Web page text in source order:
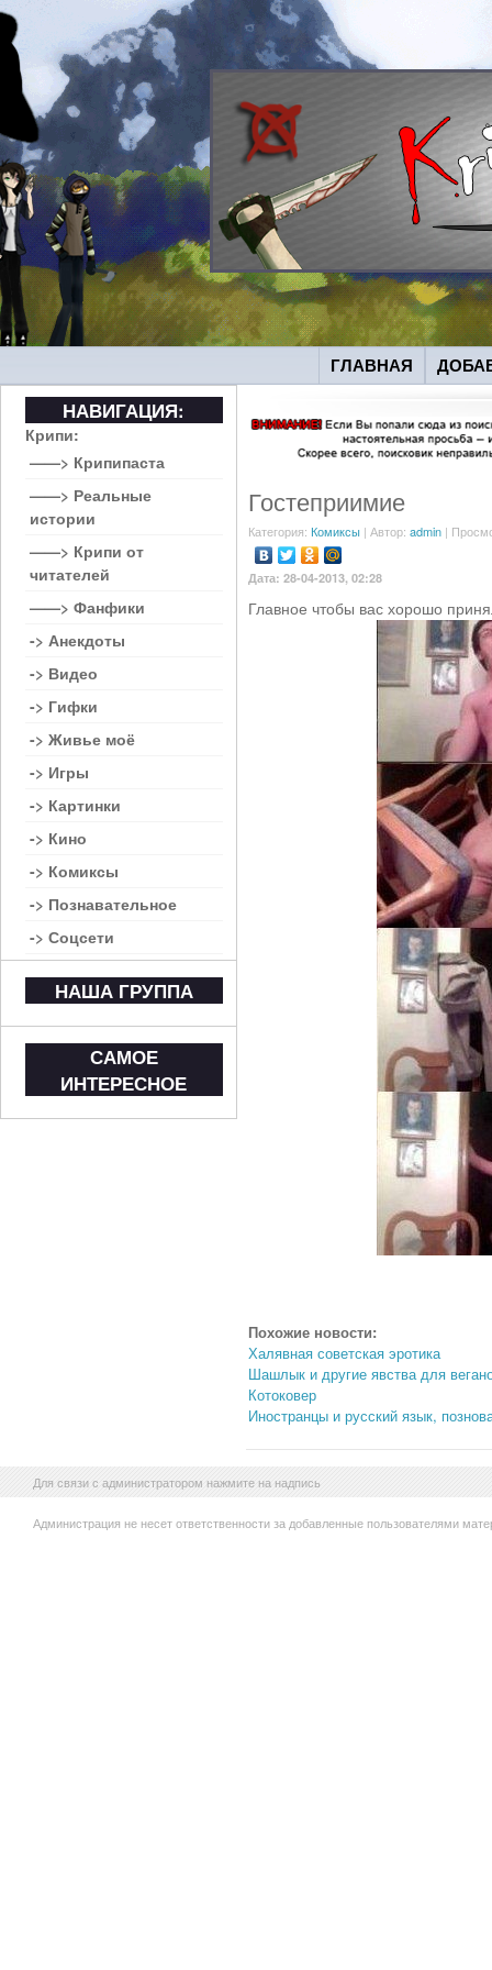
ГЛАВНАЯ
Гостеприимие
Категория: Комиксы | Автор: admin |
Дата: 28-04-2013, 02:28
Главное чтобы вас хорошо
Похожие новости:
Халявная советская эротика
Шашлык и другие явства для
Котоковер
Иностранцы и русский язык,
НАВИГАЦИЯ:
Крипи:
——> Крипипаста
——> Реальные
истории
——> Крипи от
читателей
——> Фанфики
-> Анекдоты
-> Видео
-> Гифки
-> Живье моё
-> Игры
-> Картинки
-> Кино
-> Комиксы
-> Познавательное
-> Соцсети
НАША ГРУППА
САМОЕ
ИНТЕРЕСНОЕ
Для связи с администратором нажмите на надпись
Администрация не несет ответственности за добавленные пользователями